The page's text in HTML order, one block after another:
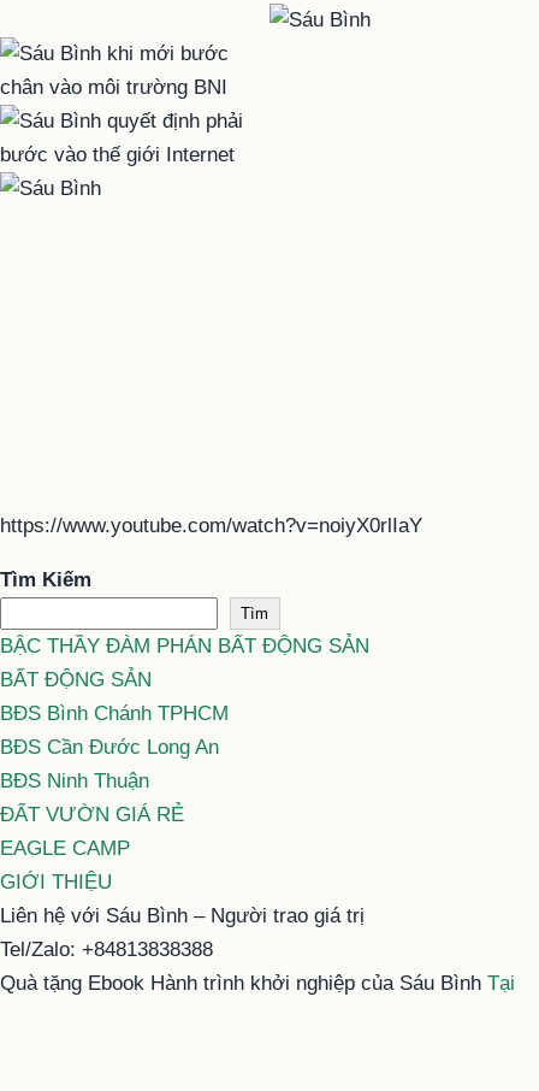
https://www.youtube.com/watch?v=noiyX0rlIaY
Tìm Kiếm
Tìm
BẬC THẦY ĐÀM PHÁN BẤT ĐỘNG SẢN
BẤT ĐỘNG SẢN
BĐS Bình Chánh TPHCM
BĐS Cần Đước Long An
BĐS Ninh Thuận
ĐẤT VƯỜN GIÁ RẺ
EAGLE CAMP
GIỚI THIỆU
Liên hệ với Sáu Bình – Người trao giá trị
Tel/Zalo: +84813838388
Quà tặng Ebook Hành trình khởi nghiệp của Sáu Bình Tại